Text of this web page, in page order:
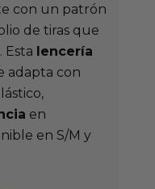
con un patrón
de tiras que
Esta lencería
adapta con
en
en S/M y